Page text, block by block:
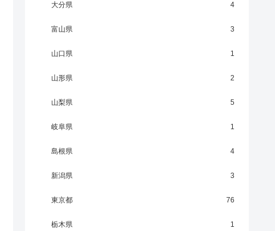
大分県 4
富山県 3
山口県 1
山形県 2
山梨県 5
岐阜県 1
島根県 4
新潟県 3
東京都 76
栃木県 1